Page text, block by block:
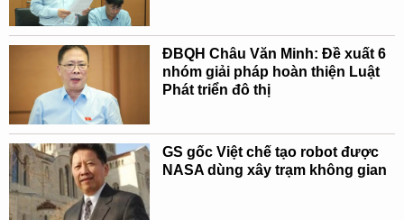
ĐBQH Châu Văn Minh: Đề xuất 6
nhóm giải pháp hoàn thiện Luật
Phát triển đô thị
GS gốc Việt chế tạo robot được
NASA dùng xây trạm không gian